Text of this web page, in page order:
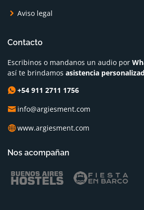
Aviso legal
Contacto
Escribinos o mandanos un audio por
así te brindamos asistencia
+54 911 2711 1756
info@argiesment.com
www.argiesment.com
Nos acompañan